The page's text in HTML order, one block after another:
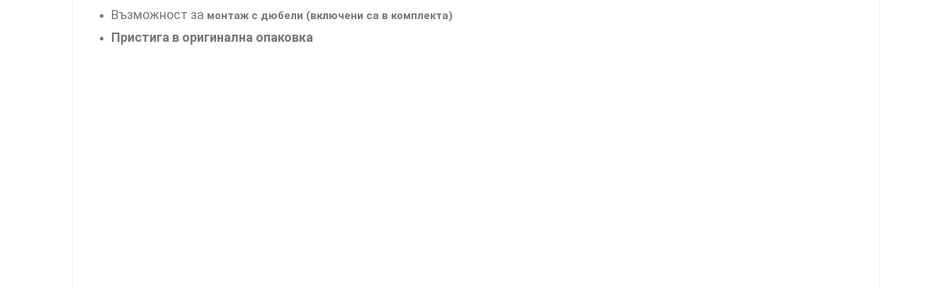
Възможност за монтаж с дюбели (включени са в комплекта)
Пристига в оригинална опаковка